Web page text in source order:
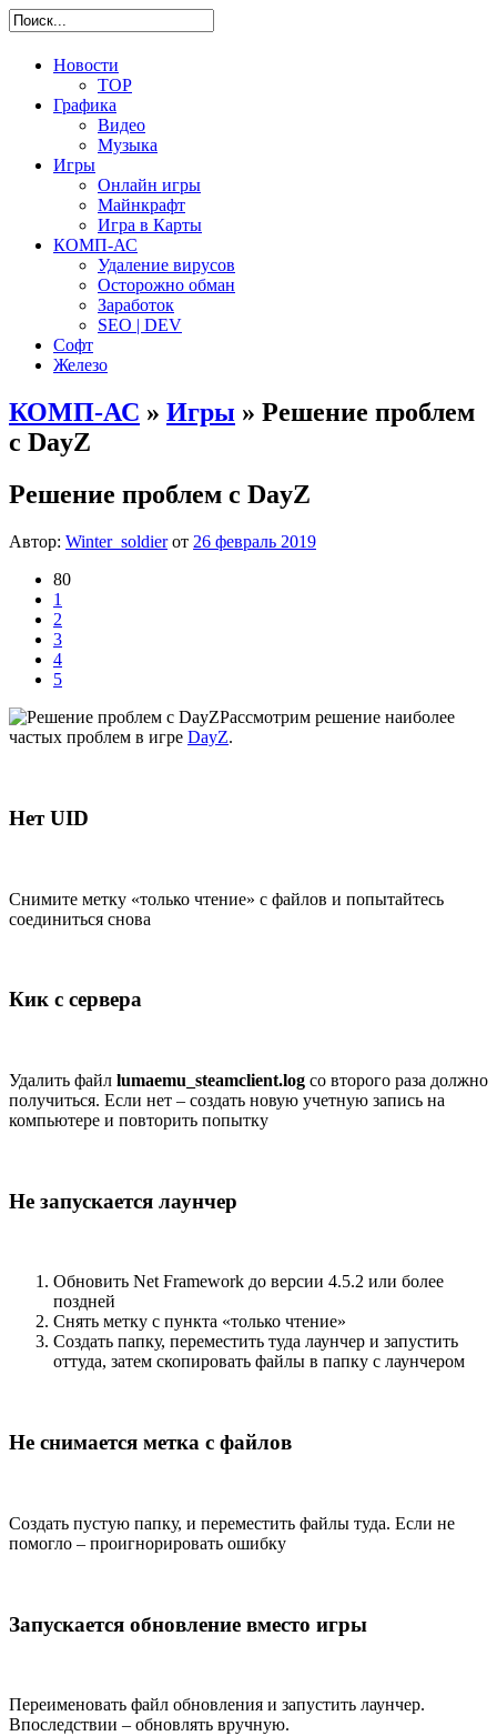
Новости
TOP
Графика
Видео
Музыка
Игры
Онлайн игры
Майнкрафт
Игра в Карты
КОМП-АС
Удаление вирусов
Осторожно обман
Заработок
SEO | DEV
Софт
Железо
КОМП-АС » Игры » Решение проблем
с DayZ
Решение проблем с DayZ
Автор: Winter_soldierот 26 февраль 2019
80
1
2
3
4
5
Рассмотрим решение наиболее
частых проблем в игре DayZ.
Нет UID
Снимите метку «только чтение» с файлов и попытайтесь
соединиться снова
Кик с сервера
Удалить файл lumaemu_steamclient.log со второго раза должно
получиться. Если нет – создать новую учетную запись на
компьютере и повторить попытку
Не запускается лаунчер
Обновить Net Framework до версии 4.5.2 или более
поздней
Снять метку с пункта «только чтение»
Создать папку, переместить туда лаунчер и запустить
оттуда, затем скопировать файлы в папку с лаунчером
Не снимается метка с файлов
Создать пустую папку, и переместить файлы туда. Если не
помогло – проигнорировать ошибку
Запускается обновление вместо игры
Переименовать файл обновления и запустить лаунчер.
Впоследствии – обновлять вручную.